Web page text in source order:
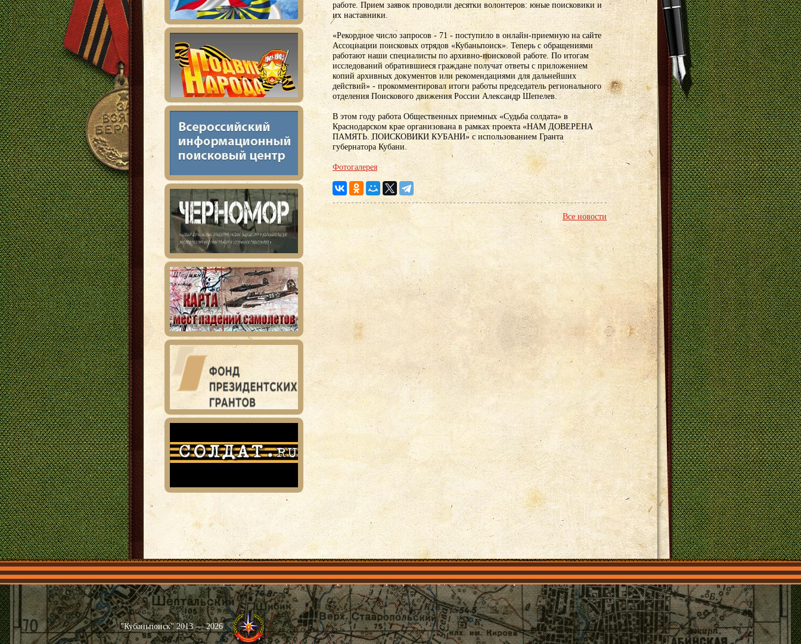
работе. Прием заявок проводили десятки волонтеров: юные поисковики и
их наставники.
«Рекордное число запросов - 71 - поступило в онлайн-приемную на сайте
Ассоциации поисковых отрядов «Кубаньпоиск». Теперь с обращениями
работают наши специалисты по архивно-поисковой работе. По итогам
исследований обратившиеся граждане получат ответы с приложением
копий архивных документов или рекомендациями для дальнейших
действий» - прокомментировал итоги работы председатель регионального
отделения Поискового движения России Александр Шепелев.
В этом году работа Общественных приемных «Судьба солдата» в
Краснодарском крае организована в рамках проекта «НАМ ДОВЕРЕНА
ПАМЯТЬ. ПОИСКОВИКИ КУБАНИ» с использованием Гранта
губернатора Кубани.
Фотогалерея
Все новости
Главная Имена Общественные объединения Проекты Герои рядом Документы Галерея О нас
"Кубаньпоиск" 2013 — 2026